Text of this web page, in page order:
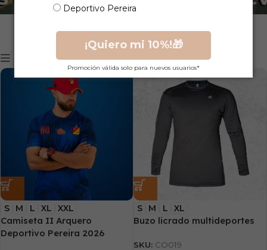
Deportivo Pereira
¡Quiero mi 10%!🎁
Promoción válida solo para nuevos usuarios*
Mostrar filtros
S M L XL XXL
Camiseta II Arquero
Deportivo Pereira 2026
S M L XL
Buzo licrado multideportes
SKU: CO019